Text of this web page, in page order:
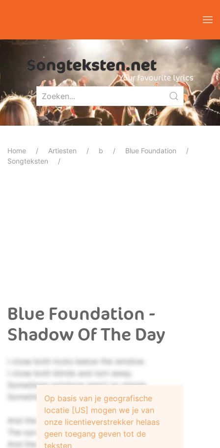
Home Artiesten b
Blue Foundation
Songteksten
Blue Foundation -
Shadow Of The Day
I close both locks below the window.
I close both blinds and turn away.
Sometimes solutions aren't so simple.
Sometimes goodbye's the only way.
And the sun will set for you,
The sun will set for you.
And the shadow of the day,
Op basis van je geografische
locatie [US] mogen we je van
onze licentieverstrekker helaas
geen toegang geven tot de
teksten